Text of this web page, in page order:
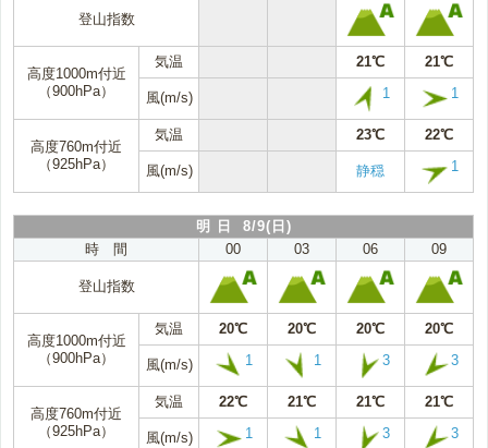
登山指数
高度1000m付近
（900hPa）
気温 21℃ 21℃
風(m/s) 1 1
高度760m付近
（925hPa）
気温 23℃ 22℃
風(m/s) 静穏 1
明 日 8/9(日)
時 間
00 03 06 09
登山指数
高度1000m付近
（900hPa）
気温 20℃ 20℃ 20℃ 20℃
風(m/s) 1 1 3 3
高度760m付近
（925hPa）
気温 22℃ 21℃ 21℃ 21℃
風(m/s) 1 1 3 3